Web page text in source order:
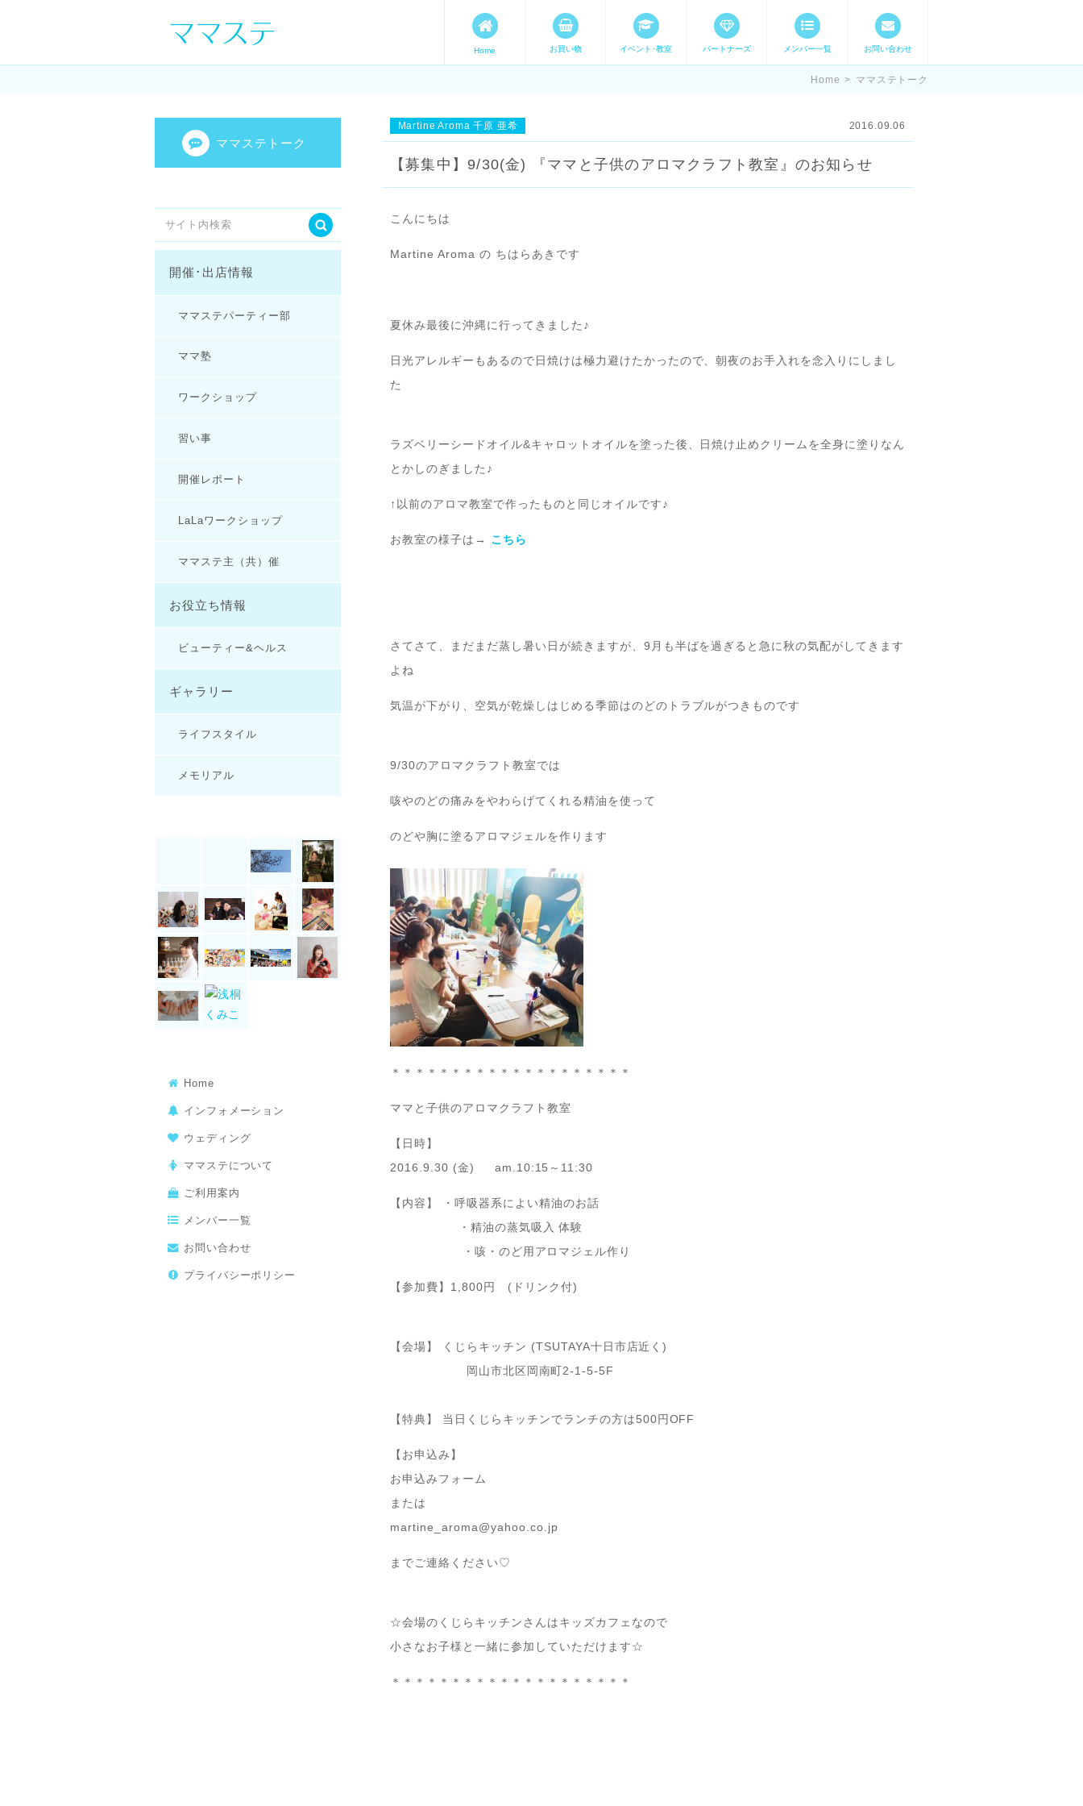
ママの才能発信します。 手づくり表現ステージ ママステ スキル・
Home お買い物 イベント･教室 パートナーズ メンバー一覧 お問い合わせ
Home > ママステトーク
Martine Aroma 千原 亜希 2016.09.06
【募集中】9/30(金) 『ママと子供のアロマクラフト教室』のお知らせ
こんにちは
Martine Aroma の ちはらあきです
夏休み最後に沖縄に行ってきました♪
日光アレルギーもあるので日焼けは極力避けたかったので、朝夜のお手入れを念入りにしまし
た
ラズベリーシードオイル&キャロットオイルを塗った後、日焼け止めクリームを全身に塗りなん
とかしのぎました♪
↑以前のアロマ教室で作ったものと同じオイルです♪
お教室の様子は→ こちら
さてさて、まだまだ蒸し暑い日が続きますが、9月も半ばを過ぎると急に秋の気配がしてきます
よね
気温が下がり、空気が乾燥しはじめる季節はのどのトラブルがつきものです
9/30のアロマクラフト教室では
咳やのどの痛みをやわらげてくれる精油を使って
のどや胸に塗るアロマジェルを作ります
＊＊＊＊＊＊＊＊＊＊＊＊＊＊＊＊＊＊＊＊
ママと子供のアロマクラフト教室
【日時】
2016.9.30 (金) am.10:15～11:30
【内容】 ・呼吸器系によい精油のお話
・精油の蒸気吸入 体験
・咳・のど用アロマジェル作り
【参加費】1,800円 (ドリンク付)
【会場】 くじらキッチン (TSUTAYA十日市店近く)
岡山市北区岡南町2-1-5-5F
【特典】 当日くじらキッチンでランチの方は500円OFF
【お申込み】
お申込みフォーム
または
martine_aroma@yahoo.co.jp
までご連絡ください♡
☆会場のくじらキッチンさんはキッズカフェなので
小さなお子様と一緒に参加していただけます☆
＊＊＊＊＊＊＊＊＊＊＊＊＊＊＊＊＊＊＊＊
ママステトーク
開催･出店情報
ママステパーティー部
ママ塾
ワークショップ
習い事
開催レポート
LaLaワークショップ
ママステ主（共）催
お役立ち情報
ビューティー&ヘルス
ギャラリー
ライフスタイル
メモリアル
Home
インフォメーション
ウェディング
ママステについて
ご利用案内
メンバー一覧
お問い合わせ
プライバシーポリシー